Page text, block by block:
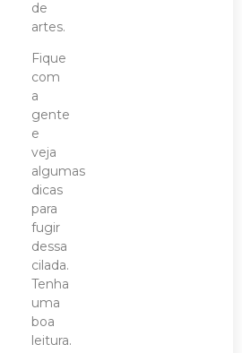
de
artes.
Fique
com
a
gente
e
veja
algumas
dicas
para
fugir
dessa
cilada.
Tenha
uma
boa
leitura.